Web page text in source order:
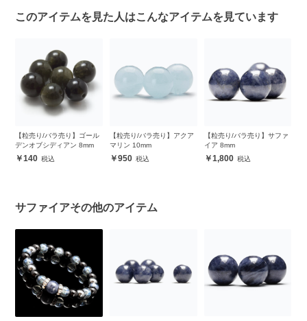
このアイテムを見た人はこんなアイテムを見ています
【粒売り/バラ売り】ゴール
デンオブシディアン 8mm
140
【粒売り/バラ売り】アクア
マリン 10mm
950
【粒売り/バラ売り】サファ
イア 8mm
1,800
サファイアその他のアイテム